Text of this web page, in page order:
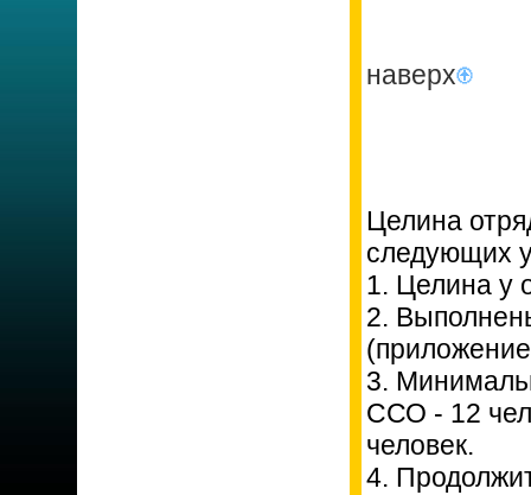
наверх
Целина
следующих
1. Целина у
2.
3.
ССО - 12
человек.
4.